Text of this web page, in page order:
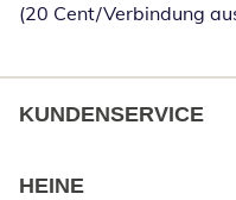
(20 Cent/Verbindung
KUNDENSERVICE
HEINE